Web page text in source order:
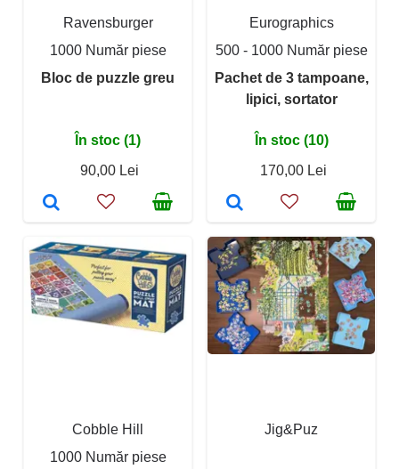
Ravensburger
1000 Număr piese
Bloc de puzzle greu
În stoc (1)
90,00 Lei
Eurographics
500 - 1000 Număr piese
Pachet de 3 tampoane,
lipici, sortator
În stoc (10)
170,00 Lei
Cobble Hill
1000 Număr piese
Jig&Puz